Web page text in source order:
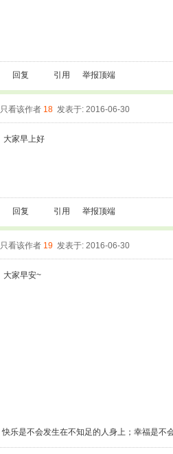
回复 引用 举报顶端
只看该作者 18 发表于: 2016-06-30
大家早上好
回复 引用 举报顶端
只看该作者 19 发表于: 2016-06-30
大家早安~
快乐是不会发生在不知足的人身上；幸福是不